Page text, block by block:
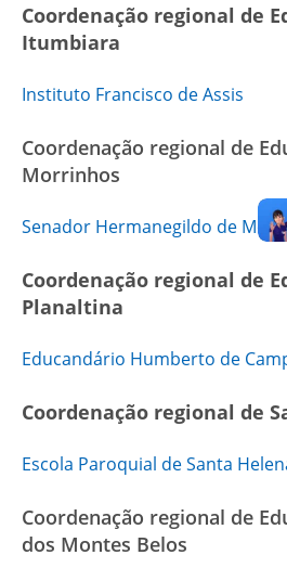
Coordenação regional de
Itumbiara
Instituto Francisco de Assis
Coordenação regional de
Morrinhos
Senador Hermanegildo de
Coordenação regional de
Planaltina
Educandário Humberto de
Coordenação regional de
Escola Paroquial de Santa
Coordenação regional de
dos Montes Belos